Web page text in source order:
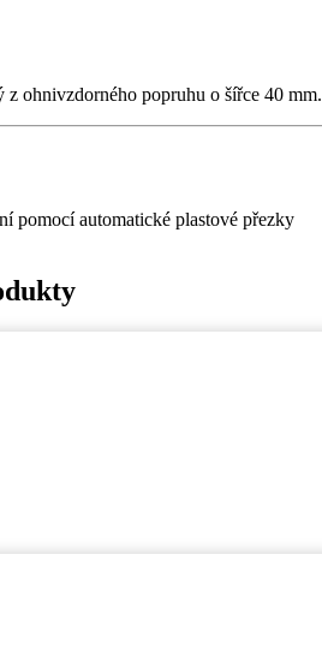
z ohnivzdorného popruhu o šířce 40 mm.
pomocí automatické plastové přezky